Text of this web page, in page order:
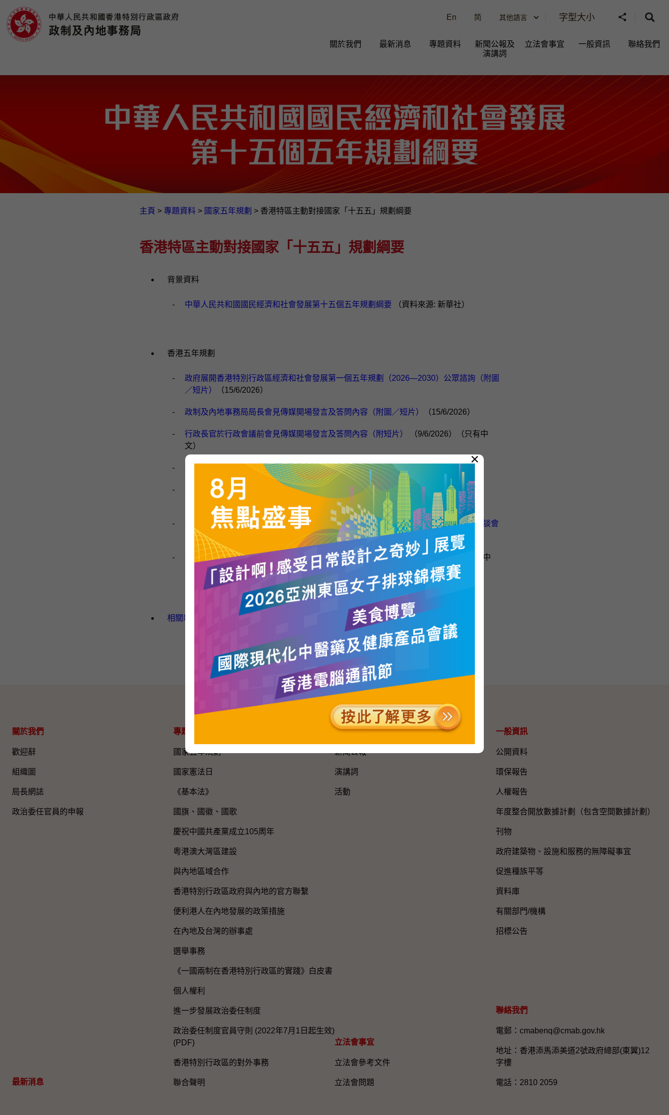
En 简 其他語言 字型大小
關於我們 最新消息 專題資料
新聞公報及
演講詞
立法會事宜 一般資訊​ 聯絡我們
主頁 > 專題資料 > 國家五年規劃 > 香港特區主動對接國家「十五五」規劃綱要
香港特區主動對接國家「十五五」規劃綱要
背景資料
- 中華人民共和國國民經濟和社會發展第十五個五年規劃綱要 （資料來源: 新華社）
香港五年規劃
-
政府展開香港特別行政區經濟和社會發展第一個五年規劃（2026—2030）公眾諮詢（附圖
／短片）
（15/6/2026）
- 政制及內地事務局局長會見傳媒開場發言及答問內容（附圖／短片） （15/6/2026）
- 行政長官於行政會議前會見傳媒開場發言及答問內容（附短片）
（9/6/2026）（只有中
文）
- 行政長官聽取立法會就香港五年規劃的專題研究及意見收集報告 （29/5/2026）
-
行政長官Facebook專頁帖文：舉行部門首長會議 領導全政府制定首份香港五年規劃
（24/4/2026）（只有中文）
-
行政長官Facebook專頁帖文：港區全國人大代表和港區全國政協委員香港五年規劃座談會
（23/4/2026）（只有中文）
- 行政長官於行政會議前會見傳媒開場發言及答問內容（附短片）（21/4/2026）（只有中
相關新聞及演辭
關於我們
歡迎辭
組織圖​
局長網誌
政治委任官員的申報
最新消息
專題資料
國家五年規劃
國家憲法日
《基本法》
國旗、國徽、國歌
慶祝中國共產黨成立105周年
粵港澳大灣區建設
與內地區域合作
香港特別行政區政府與內地的官方聯繫
便利港人在內地發展的政策措施
在內地及台灣的辦事處
選舉事務
《一國兩制在香港特別行政區的實踐》白皮書
個人權利
進一步發展政治委任制度
政治委任制度官員守則 (2022年7月1日起生效)
(PDF)
香港特別行政區的對外事務
聯合聲明
新聞公報及演講詞
新聞公報
演講詞
活動
立法會事宜
立法會參考文件
立法會問題
一般資訊​
公開資料
環保報告
人權報告
年度整合開放數據計劃（包含空間數據計劃）
刊物
政府建築物、設施和服務的無障礙事宜
促進種族平等
資料庫
有關部門/機構
招標公告
聯絡我們
電郵：cmabenq@cmab.gov.hk​
地址：香港添馬添美道2號政府總部(東翼)12
字樓
電話：2810 2059
×